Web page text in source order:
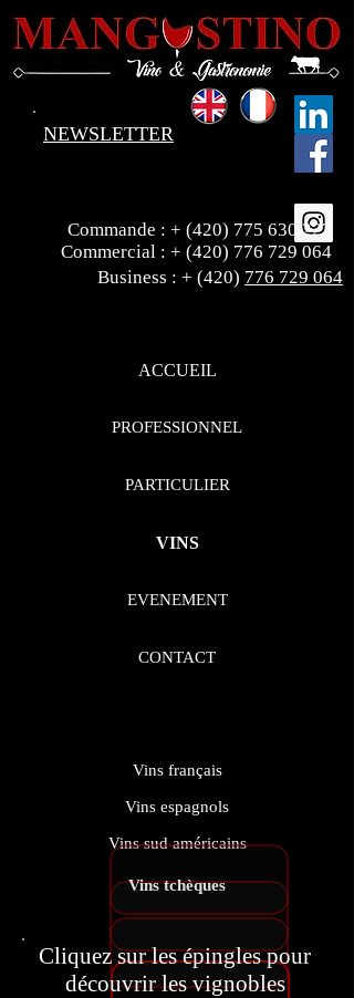
Business : + (420) 776 729 064
Vins espagnols
Vins sud américains
Vins tchèques
Vins français
Cliquez sur les épingles pour
découvrir les vignobles
ACCUEIL
VINS
PARTICULIER
EVENEMENT
CONTACT
PROFESSIONNEL
Commande : + (420) 775 630 222
Commercial : + (420) 776 729 064
NEWSLETTER